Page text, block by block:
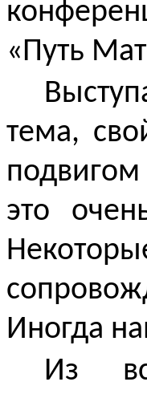
«Путь
тема,
подвигом
это
Иногда
Из